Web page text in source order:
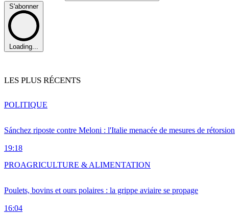
S'abonner
Loading...
LES PLUS RÉCENTS
Sánchez riposte contre Meloni : l'Italie menacée de mesures de rétorsion
19:18
POLITIQUE
Poulets, bovins et ours polaires : la grippe aviaire se propage
16:04
PROAGRICULTURE & ALIMENTATION